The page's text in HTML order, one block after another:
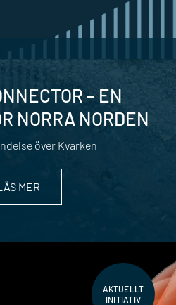
– EN
NORRA NORDEN
över Kvarken
MER
AKTUELLT
INITIATIV